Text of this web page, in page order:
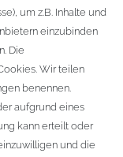
um z.B. Inhalte und
einzubinden
Die
Wir teilen
benennen.
aufgrund eines
kann erteilt oder
und die